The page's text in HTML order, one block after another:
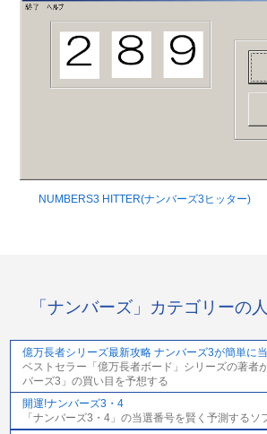
NUMBERS3 HITTER(ナンバーズ3ヒッター)
「ナンバーズ」カテゴリーの
億万長者シリーズ最新攻略 ナンバーズ3が簡単に
ベストセラー「億万長者ボード」シリーズの著者
バーズ3」の買い目を予想する
開運!ナンバーズ3・4
「ナンバーズ3・4」の当選番号を賢く予測するソ